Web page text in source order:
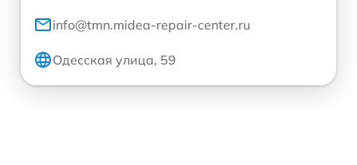
info@tmn.midea-repair-center.ru
Одесская улица, 59